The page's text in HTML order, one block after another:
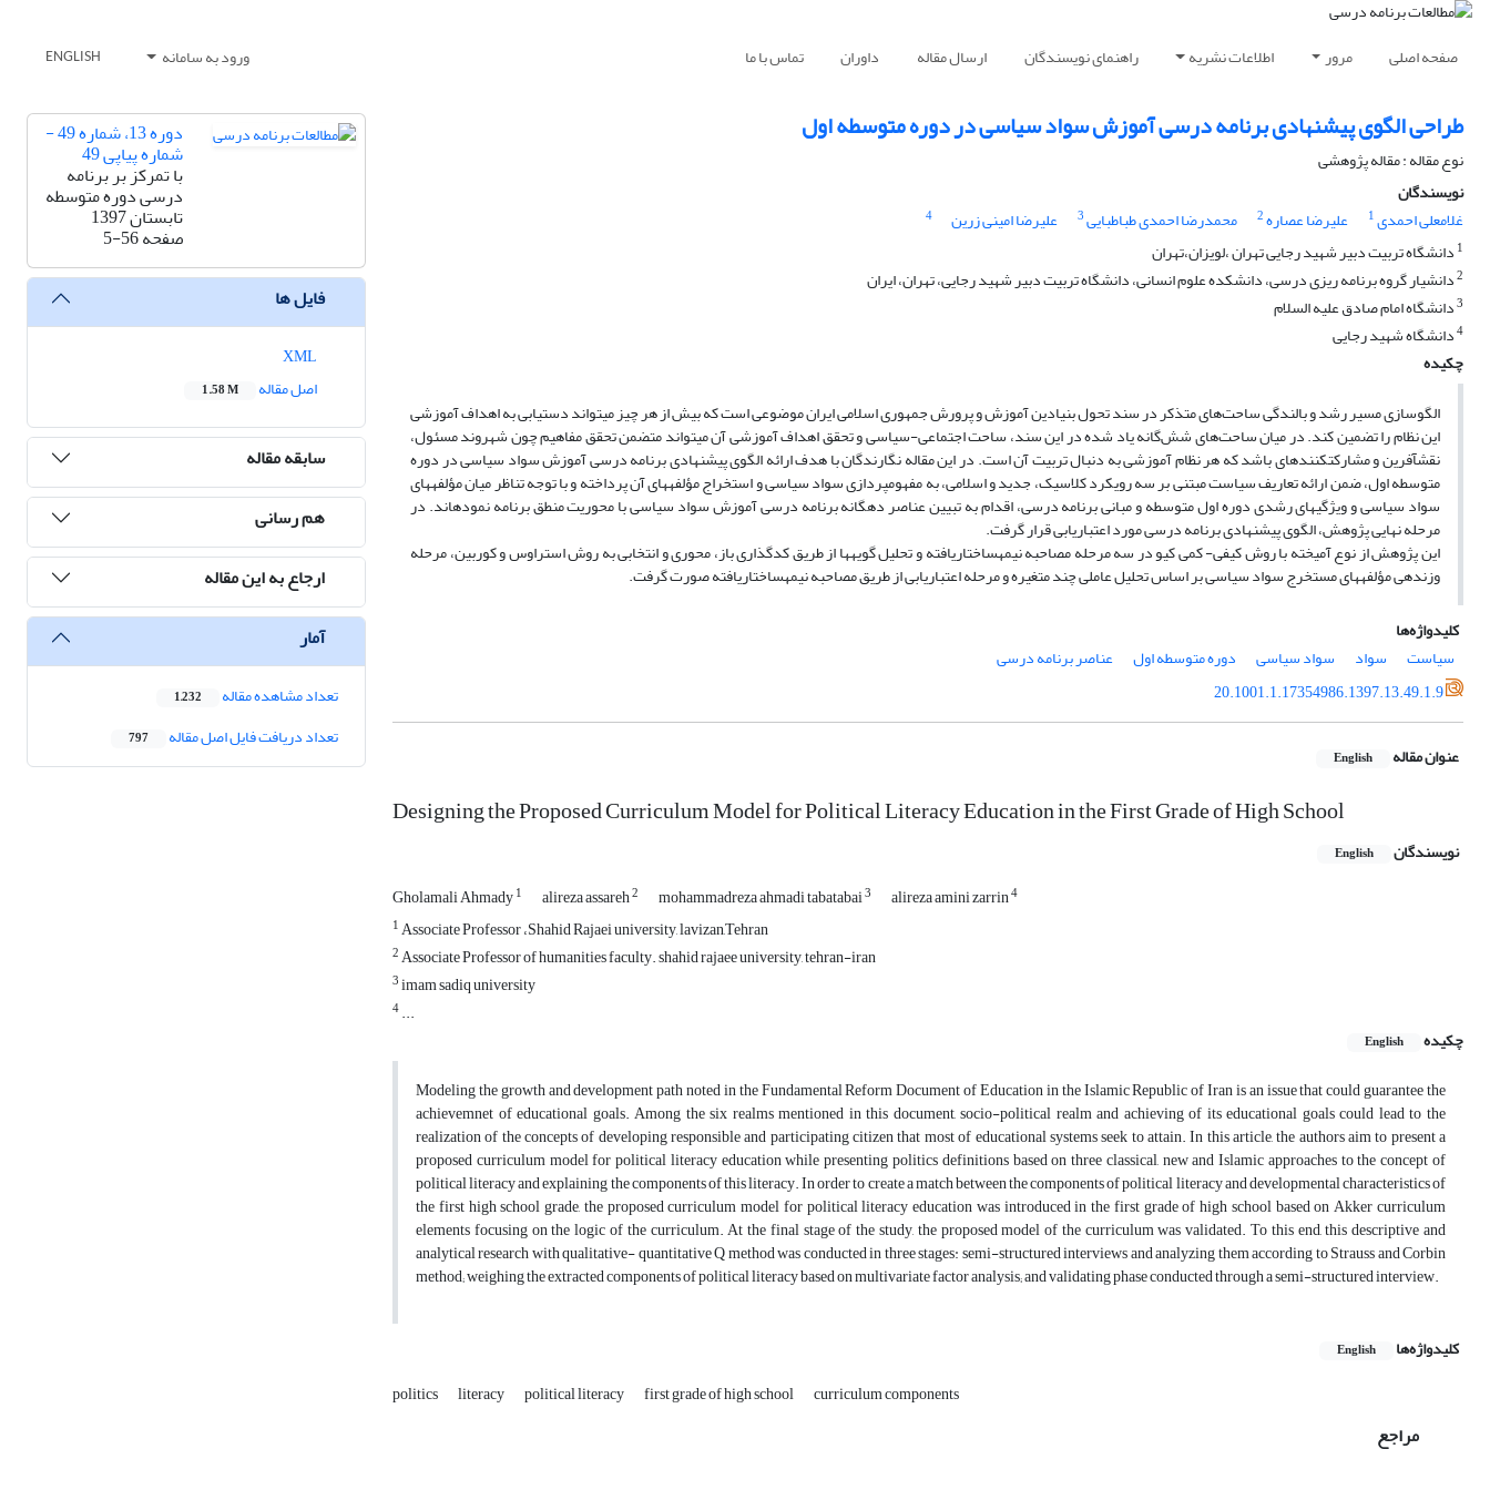
صفحه اصلی مرور اطلاعات نشریه راهنمای نویسندگان ارسال مقاله داوران تماس با ما ورود به سامانه ENGLISH
طراحی الگوی پیشنهادی برنامه درسی آموزش سواد سیاسی در دوره متوسطه اول
نوع مقاله : مقاله پژوهشی
نویسندگان
غلامعلی احمدی1 علیرضا عصاره2 محمدرضا احمدی طباطبایی3 علیرضا امینی زرین
4
1 دانشگاه تربیت دبیر شهید رجایی تهران ،لویزان،تهران
2دانشیار گروه برنامه ریزی درسی، دانشکده علوم انسانی، دانشگاه تربیت دبیر شهید رجایی، تهران، ایران
3دانشگاه امام صادق علیه السلام
4دانشگاه شهید رجایی
چکیده
الگوسازی مسیر رشد و بالندگی ساحت‌های متذکر در سند تحول بنیادین آموزش و پرورش جمهوری اسلامی ایران موضوعی است که بیش از هر چیز می­تواند دستیابی به اهداف آموزشی
این نظام را تضمین کند. در میان ساحت‌های شش‌گانه یاد شده در این سند، ساحت اجتماعی-سیاسی و تحقق اهداف آموزشی آن می­تواند متضمن تحقق مفاهیم چون شهروند مسئول،
نقش­آفرین و مشارکت­کننده­ای باشد که هر نظام آموزشی به دنبال تربیت آن است. در این مقاله نگارندگان با هدف ارائه الگوی پیشنهادی برنامه درسی آموزش سواد سیاسی در دوره
متوسطه اول، ضمن ارائه تعاریف سیاست مبتنی بر سه رویکرد کلاسیک، جدید و اسلامی، به مفهوم­پردازی­ سواد سیاسی و استخراج مؤلفه­های آن پرداخته و با توجه تناظر میان مؤلفه­های
سواد سیاسی و ویژگی­های رشدی دوره اول متوسطه و مبانی برنامه درسی، اقدام به تبیین عناصر ده­گانه برنامه درسی آموزش سواد سیاسی با محوریت منطق برنامه نموده­اند. در
مرحله نهایی پژوهش، الگوی پیشنهادی برنامه درسی مورد اعتباریابی قرار گرفت.
این پژوهش از نوع آمیخته با روش کیفی- کمی کیو در سه مرحله مصاحبه­ نیمه­ساختاریافته و تحلیل گویه­ها از طریق کدگذاری باز، محوری و انتخابی به روش استراوس و کوربین، مرحله
وزن­دهی مؤلفه­های مستخرج سواد سیاسی بر اساس تحلیل عاملی چند متغیره و مرحله اعتباریابی از طریق مصاحبه نیمه­ساختاریافته صورت گرفت.
کلیدواژه‌ها
سیاست
سواد سواد سیاسی دوره متوسطه اول
عناصر برنامه درسی
20.1001.1.17354986.1397.13.49.1.9
عنوان مقاله English
Designing the Proposed Curriculum Model for Political Literacy Education in the First Grade of High School
نویسندگان English
Gholamali Ahmady1 alireza assareh2 mohammadreza ahmadi tabatabai3 alireza amini zarrin4
1Associate Professor ،Shahid Rajaei university, lavizan,Tehran
2Associate Professor of humanities faculty. shahid rajaee university, tehran-iran
3imam sadiq university
4...
چکیده
English
Modeling the growth and development path noted in the Fundamental Reform Document of Education in the Islamic Republic of Iran is an issue that could guarantee the
achievemnet of educational goals. Among the six realms mentioned in this document, socio-political realm and achieving of its educational goals could lead to the
realization of the concepts of developing responsible and participating citizen that most of educational systems seek to attain. In this article, the authors aim to present a
proposed curriculum model for political literacy education while presenting politics definitions based on three classical, new and Islamic approaches to the concept of
political literacy and explaining the components of this literacy. In order to create a match between the components of political literacy and developmental characteristics of
the first high school grade, the proposed curriculum model for political literacy education was introduced in the first grade of high school based on Akker curriculum
elements focusing on the logic of the curriculum. At the final stage of the study, the proposed model of the curriculum was validated. To this end, this descriptive and
analytical research with qualitative- quantitative Q method was conducted in three stages: semi-structured interviews and analyzing them according to Strauss and Corbin
method; weighing the extracted components of political literacy based on multivariate factor analysis; and validating phase conducted through a semi-structured interview.
کلیدواژه‌ها English
politics literacy political literacy first grade of high school curriculum components
مراجع
دوره 13، شماره 49 -
شماره پیاپی 49
با تمرکز بر برنامه
درسی دوره متوسطه
تابستان 1397
صفحه5-56
فایل ها
اصل مقاله
1.58 M
سابقه مقاله
هم رسانی
ارجاع به این مقاله
آمار
تعداد مشاهده مقاله 1,232
تعداد دریافت فایل اصل مقاله 797